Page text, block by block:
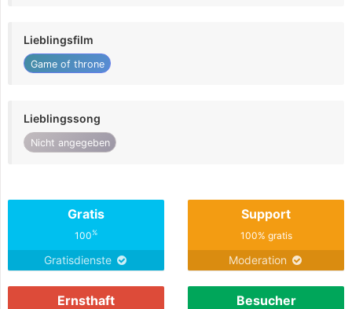
Lieblingsfilm
Game of throne
Lieblingssong
Nicht angegeben
Gratis
100%
Gratisdienste
Support
100% gratis
Moderation
Ernsthaft Besucher